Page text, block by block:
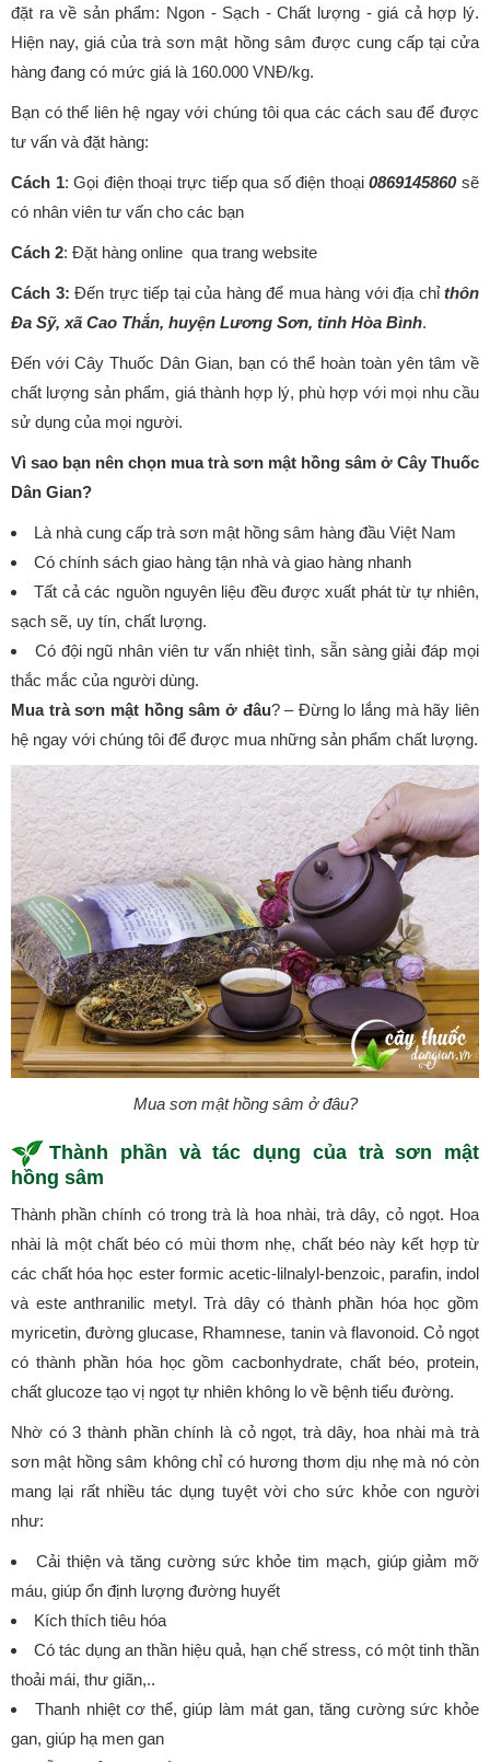
đặt ra về sản phẩm: Ngon - Sạch - Chất lượng - giá cả hợp lý.
Hiện nay, giá của trà sơn mật hồng sâm được cung cấp tại cửa
hàng đang có mức giá là 160.000 VNĐ/kg.
Bạn có thể liên hệ ngay với chúng tôi qua các cách sau để được
tư vấn và đặt hàng:
Cách 1: Gọi điện thoại trực tiếp qua số điện thoại0869145860sẽ
có nhân viên tư vấn cho các bạn
Cách 2: Đặt hàng online qua trang website
Cách 3: Đến trực tiếp tại của hàng để mua hàng với địa chỉthôn
Đa Sỹ, xã Cao Thắn, huyện Lương Sơn, tỉnh Hòa Bình.
Đến với Cây Thuốc Dân Gian, bạn có thể hoàn toàn yên tâm về
chất lượng sản phẩm, giá thành hợp lý, phù hợp với mọi nhu cầu
sử dụng của mọi người.
Vì sao bạn nên chọn mua trà sơn mật hồng sâm ở Cây Thuốc
Dân Gian?
Là nhà cung cấp trà sơn mật hồng sâm hàng đầu Việt Nam
Có chính sách giao hàng tận nhà và giao hàng nhanh
Tất cả các nguồn nguyên liệu đều được xuất phát từ tự nhiên,
sạch sẽ, uy tín, chất lượng.
Có đội ngũ nhân viên tư vấn nhiệt tình, sẵn sàng giải đáp mọi
thắc mắc của người dùng.
Mua trà sơn mật hồng sâm ở đâu? – Đừng lo lắng mà hãy liên
hệ ngay với chúng tôi để được mua những sản phẩm chất lượng.
Mua sơn mật hồng sâm ở đâu?
Thành phần và tác dụng củatrà sơn mật
hồng sâm
Thành phần chính có trong trà là hoa nhài, trà dây, cỏ ngọt. Hoa
nhài là một chất béo có mùi thơm nhẹ, chất béo này kết hợp từ
các chất hóa học ester formic acetic-lilnalyl-benzoic, parafin, indol
và este anthranilic metyl. Trà dây có thành phần hóa học gồm
myricetin, đường glucase, Rhamnese, tanin và flavonoid. Cỏ ngọt
có thành phần hóa học gồm cacbonhydrate, chất béo, protein,
chất glucoze tạo vị ngọt tự nhiên không lo về bệnh tiểu đường.
Nhờ có 3 thành phần chính là cỏ ngọt, trà dây, hoa nhài mà trà
sơn mật hồng sâm không chỉ có hương thơm dịu nhẹ mà nó còn
mang lại rất nhiều tác dụng tuyệt vời cho sức khỏe con người
như:
Cải thiện và tăng cường sức khỏe tim mạch, giúp giảm mỡ
máu, giúp ổn định lượng đường huyết
Kích thích tiêu hóa
Có tác dụng an thần hiệu quả, hạn chế stress, có một tinh thần
thoải mái, thư giãn,..
Thanh nhiệt cơ thể, giúp làm mát gan, tăng cường sức khỏe
gan, giúp hạ men gan